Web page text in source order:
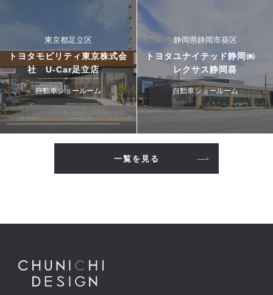
東京都足立区
トヨタモビリティ東京株式会
社 U-Car足立店
自動車ショールーム
静岡県静岡市葵区
トヨタユナイテッド静岡㈱
レクサス静岡葵
自動車ショールーム
一覧を見る